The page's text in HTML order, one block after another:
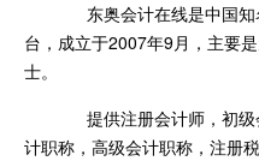
东奥会计在线是中国知
台，成立于2007年9月，主要
士。
提供注册会计师，初级
计职称，高级会计职称，注册